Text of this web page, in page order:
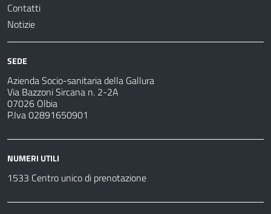
Contatti
Notizie
SEDE
Azienda Socio-sanitaria della Gallura
Via Bazzoni Sircana n. 2-2A
07026 Olbia
P.Iva 02891650901
NUMERI UTILI
1533 Centro unico di prenotazione